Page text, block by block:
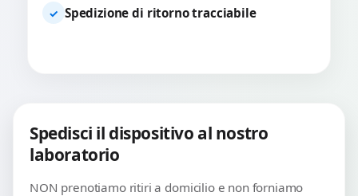
✓ Spedizione di ritorno tracciabile
Spedisci il dispositivo al nostro
laboratorio
NON prenotiamo ritiri a domicilio e non forniamo